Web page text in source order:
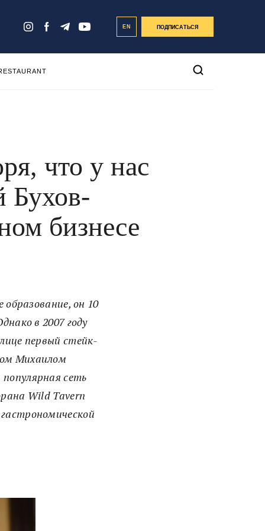
EN ПОДПИСАТЬСЯ
что у нас
Бухов-
бизнесе
он 10
в 2007 году
первый стейк-
Михаилом
сеть
Wild Tavern